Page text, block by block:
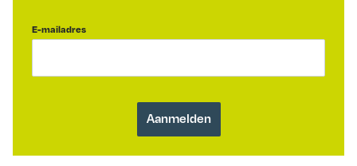
E-mailadres